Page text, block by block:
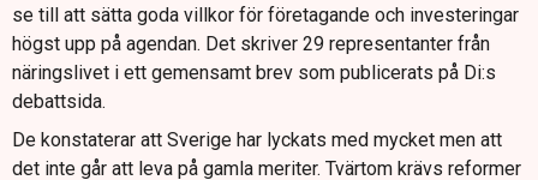
se till att sätta goda villkor för företagande och investeringar
högst upp på agendan. Det skriver 29 representanter från
näringslivet i ett gemensamt brev som publicerats på Di:s
debattsida.
De konstaterar att Sverige har lyckats med mycket men att
det inte går att leva på gamla meriter. Tvärtom krävs reformer